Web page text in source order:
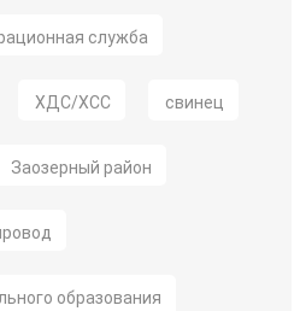
служба
ХДС/ХСС свинец
Заозерный район
образования